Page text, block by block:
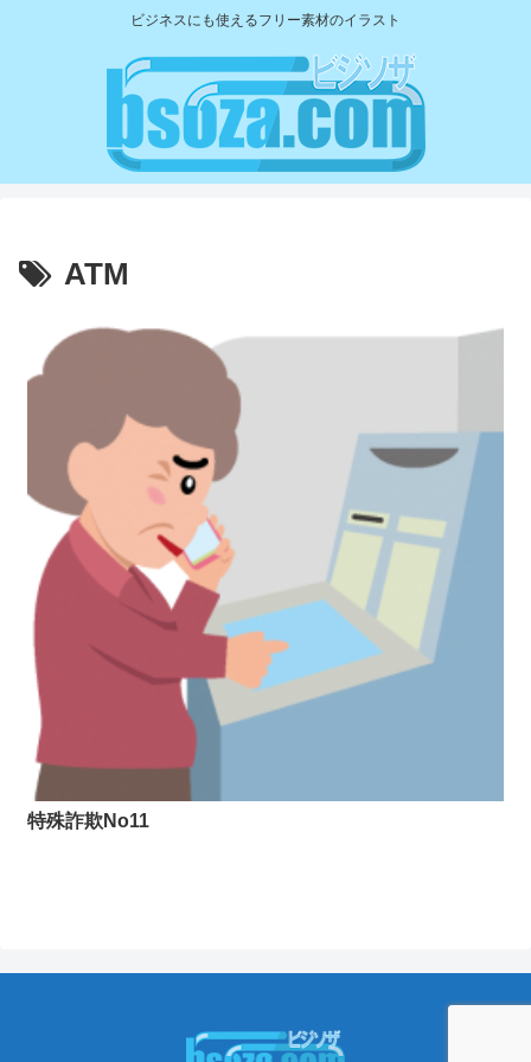
ビジネスにも使えるフリー素材のイラスト
ATM
特殊詐欺No11